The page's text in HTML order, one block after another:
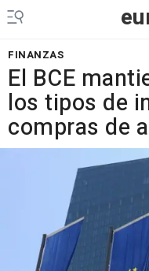
FINANZAS
El BCE
los tipos de
compras de